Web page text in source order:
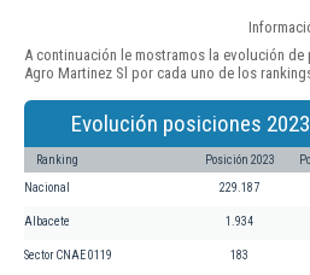
A continuación le mostramos la evolución de
Agro Martinez Sl por cada uno de los
Evolución posiciones
Ranking Posición 2023
Nacional 229.187
Albacete 1.934
Sector CNAE 0119 183